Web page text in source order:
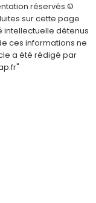
réservés.©
sur cette page
détenus
ces informations ne
a été rédigé par